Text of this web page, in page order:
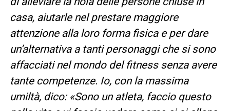
casa, aiutarle nel prestare maggiore
attenzione alla loro forma fisica e per dare
un’alternativa a tanti personaggi che si sono
affacciati nel mondo del fitness senza avere
tante competenze. Io, con la massima
umiltà, dico: «Sono un atleta, faccio questo